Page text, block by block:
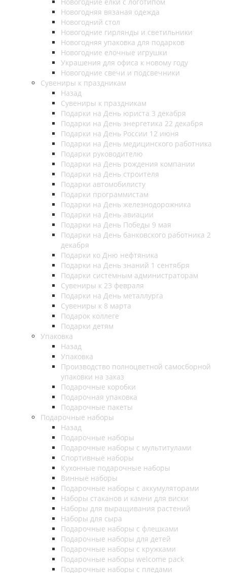
Новогодняя вязаная одежда
Новогодний стол
Новогодние гирлянды и светильники
Новогодняя упаковка для подарков
Новогодние елочные игрушки
Украшения для офиса к новому году
Новогодние свечи и подсвечники
Сувениры к праздникам
Назад
Сувениры к праздникам
Подарки на День юриста 3 декабря
Подарки на День энергетика 22 декабря
Подарки на День России 12 июня
Подарки на День медицинского работника
Подарки руководителю
Подарки на День рождения компании
Подарки на День строителя
Подарки автомобилисту
Подарки программистам
Подарки на День железнодорожника
Подарки на День авиации
Подарки на День Победы 9 мая
Подарки на День банковского работника 2
декабря
Подарки ко Дню нефтяника
Подарки на День знаний 1 сентября
Подарки системным администраторам
Сувениры к 23 февраля
Подарки на День металлурга
Сувениры к 8 марта
Подарок коллеге
Подарки детям
Упаковка
Назад
Упаковка
Производство полноцветной самосборной
упаковки на заказ
Подарочные коробки
Подарочная упаковка
Подарочные пакеты
Подарочные наборы
Назад
Подарочные наборы
Подарочные наборы с мультитулами
Спортивные наборы
Кухонные подарочные наборы
Винные наборы
Подарочные наборы с аккумуляторами
Наборы стаканов и камни для виски
Наборы для выращивания растений
Наборы для сыра
Подарочные наборы с флешками
Подарочные наборы для детей
Подарочные наборы с кружками
Подарочные наборы welcome pack
Подарочные наборы с пледами